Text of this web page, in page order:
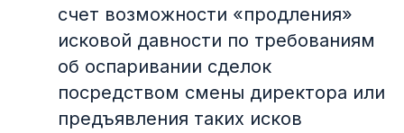
счет возможности «продления»
исковой давности по требованиям
об оспаривании сделок
посредством смены директора или
предъявления таких исков
Подпишитесь
на новые
выпуски
Раз в квартал присылаем свежий
номер. Только полезный контент в